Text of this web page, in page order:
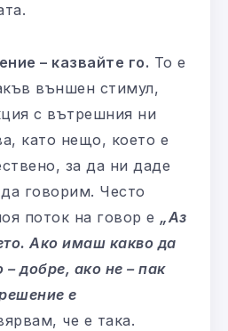
– казвайте го. То е
външен стимул,
с вътрешния ни
като нещо, което е
за да ни даде
говорим. Често
поток на говор е „Аз
Ако имаш какво да
– добре, ако не –пак
е
че е така.